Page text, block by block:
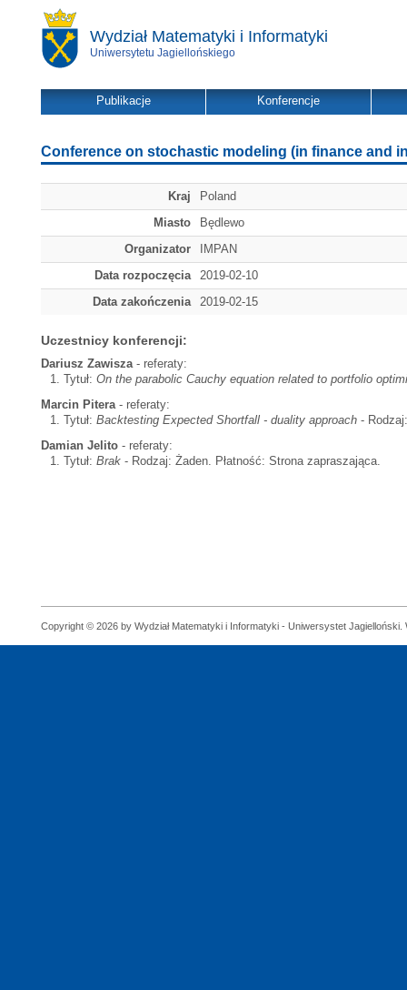
Wydział Matematyki i Informatyki
Uniwersytetu Jagiellońskiego
Publikacje Konferencje
Conference on stochastic modeling (in finance and
Kraj
Poland
Miasto
Będlewo
Organizator
IMPAN
Data rozpoczęcia
2019-02-10
Data zakończenia
2019-02-15
Uczestnicy konferencji:
Dariusz Zawisza- referaty:
Tytuł: On the parabolic Cauchy equation related to portfolio
Marcin Pitera- referaty:
Tytuł: Backtesting Expected Shortfall - duality approach -
Damian Jelito - referaty:
Tytuł: Brak - Rodzaj: Żaden. Płatność: Strona zapraszająca.
Copyright © 2026 by Wydział Matematyki i Informatyki - Uniwersystet